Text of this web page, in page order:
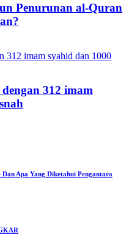
Penurunan al-Quran
312 imam
Apa Yang Diketahui Pengantara